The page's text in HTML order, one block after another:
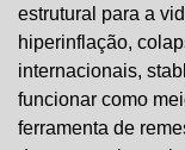
estrutural para a
hiperinflação,
internacionais,
funcionar como
ferramenta de